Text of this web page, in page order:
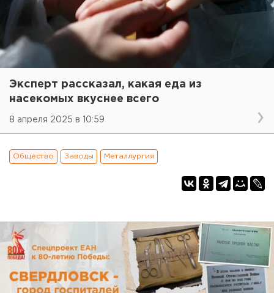
Эксперт рассказал, какая еда из
насекомых вкуснее всего
8 апреля 2025 в 10:59
Общество Заводы Металлургия